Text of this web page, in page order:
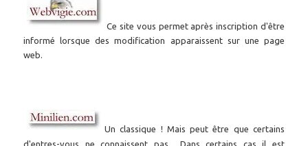
Ce site vous permet après inscription d'être
informé lorsque des modification apparaissent sur une page
web.
Un classique ! Mais peut être que certains
d'entres-vous ne connaissent pas... Dans certains cas il est